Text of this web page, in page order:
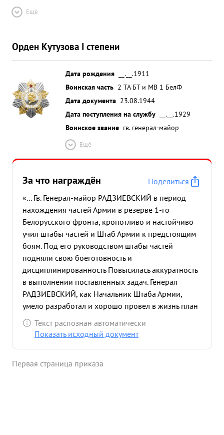
Ещё
Орден Кутузова I степени
Дата рождения
__.__.1911
Воинская часть 2 ТА БТ и МВ 1 БелФ
Дата документа 23.08.1944
Дата поступления на службу
__.__.1929
Воинское звание гв. генерал-майор
Ещё
За что награждён
Поделиться
«... Гв. Генерал-майор РАДЗИЕВСКИЙ в период
нахождения частей Армии в резерве 1-го
Белорусского фронта, кропотливо и настойчиво
учил штабы частей и Штаб Армии к предстоящим
боям. Под его руководством штабы частей
подняли свою боеготовность и
дисциплинированность Повысилась аккуратность
в выполнении поставленных задач. Генерал
РАДЗИЕВСКИЙ, как Начальник Штаба Армии,
умело разработал и хорошо провел в жизнь план
операции Армии по разгрому Люблинской
группировки немцев и освобождению города
Полковника БОГДАНОВА Генерал РАДЗИЕВСКИЙ
Текст распознан автоматически
Показать исходный документ
Первая страница приказа